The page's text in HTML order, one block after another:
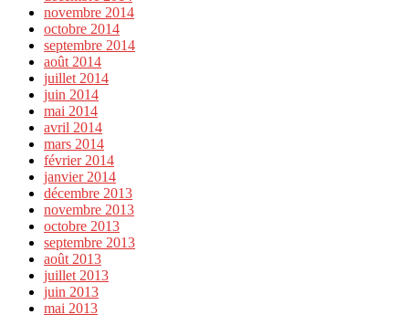
novembre 2014
octobre 2014
septembre 2014
août 2014
juillet 2014
juin 2014
mai 2014
avril 2014
mars 2014
février 2014
janvier 2014
décembre 2013
novembre 2013
octobre 2013
septembre 2013
août 2013
juillet 2013
juin 2013
mai 2013